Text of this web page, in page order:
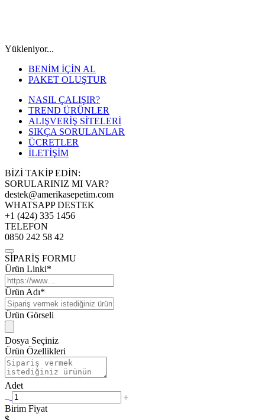
Yükleniyor...
BENİM İÇİN AL
PAKET OLUŞTUR
NASIL ÇALIŞIR?
TREND ÜRÜNLER
ALIŞVERİŞ SİTELERİ
SIKÇA SORULANLAR
ÜCRETLER
İLETİŞİM
BİZİ TAKİP EDİN:
SORULARINIZ MI VAR?
destek@amerikasepetim.com
WHATSAPP DESTEK
+1 (424) 335 1456
TELEFON
0850 242 58 42
SİPARİŞ FORMU
Ürün Linki*
Ürün Adı*
Ürün Görseli
Dosya Seçiniz
Ürün Özellikleri
Adet
Birim Fiyat